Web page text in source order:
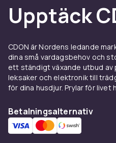
Upptäck
CDON är Nordens ledande
dina små vardagsbehov och
ett ständigt växande utbud av
leksaker och elektronik till
för dina husdjur. Prylar för livet
Betalningsalternativ